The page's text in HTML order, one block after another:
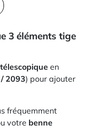
3 éléments tige
en
2093) pour ajouter
fréquemment
votre benne